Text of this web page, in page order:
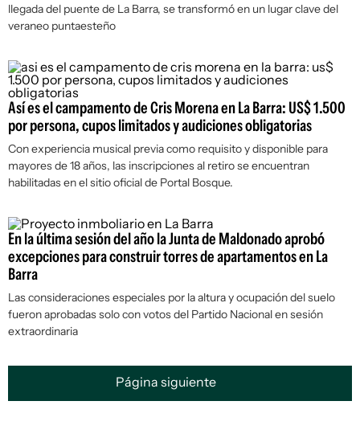
llegada del puente de La Barra, se transformó en un lugar clave del
veraneo puntaesteño
Así es el campamento de Cris Morena en La Barra: US$ 1.500
por persona, cupos limitados y audiciones obligatorias
Con experiencia musical previa como requisito y disponible para
mayores de 18 años, las inscripciones al retiro se encuentran
habilitadas en el sitio oficial de Portal Bosque.
En la última sesión del año la Junta de Maldonado aprobó
excepciones para construir torres de apartamentos en La
Barra
Las consideraciones especiales por la altura y ocupación del suelo
fueron aprobadas solo con votos del Partido Nacional en sesión
extraordinaria
Página siguiente